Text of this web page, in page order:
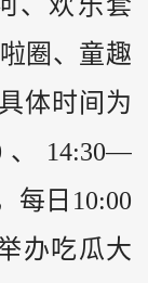
圈、童趣
体时间为
、14:30—
每日10:00
办吃瓜大